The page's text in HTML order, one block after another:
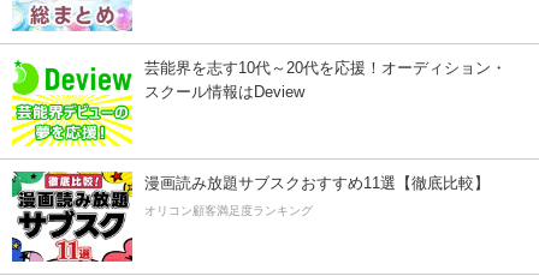
芸能界を志す10代～20代を応援！オーディション・
スクール情報はDeview
漫画読み放題サブスクおすすめ11選【徹底比較】
オリコン顧客満足度ランキング